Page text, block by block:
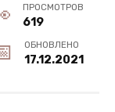
ПРОСМОТРОВ
619
ОБНОВЛЕНО
17.12.2021